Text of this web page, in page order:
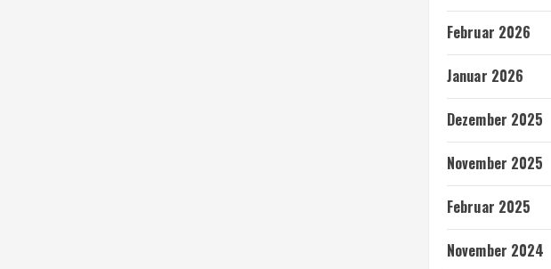
Februar 2026
Januar 2026
Dezember 2025
November 2025
Februar 2025
November 2024